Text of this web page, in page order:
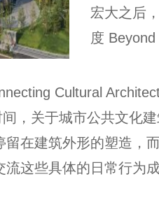
宏大之后
度 Beyond
Cultural
，关于城市公共文化
留在建筑外形的塑造，
流这些具体的日常行为